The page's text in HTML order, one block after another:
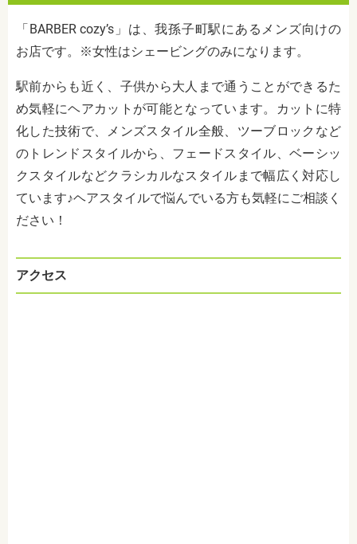
「BARBER cozy’s」は、我孫子町駅にあるメンズ向けの
お店です。※女性はシェービングのみになります。
駅前からも近く、子供から大人まで通うことができるた
め気軽にヘアカットが可能となっています。カットに特
化した技術で、メンズスタイル全般、ツーブロックなど
のトレンドスタイルから、フェードスタイル、ベーシッ
クスタイルなどクラシカルなスタイルまで幅広く対応し
ています♪ヘアスタイルで悩んでいる方も気軽にご相談く
ださい！
アクセス